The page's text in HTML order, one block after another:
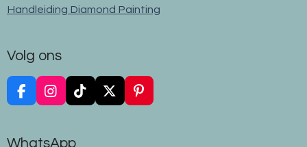
Handleiding Diamond Painting
Volg ons
F
a
e
I
n
T
i
X
P
i
WhatsApp